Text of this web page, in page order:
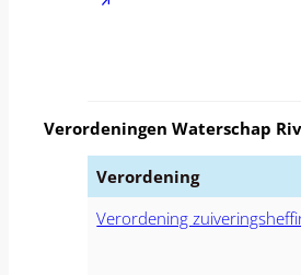
Verordeningen Waterschap
Verordening
Verordening